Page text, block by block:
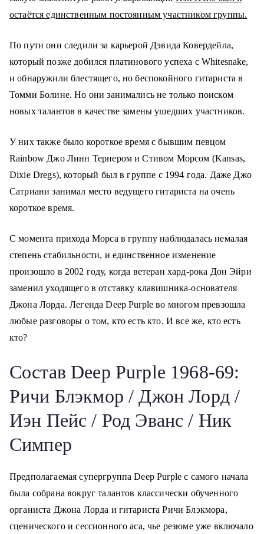
остаётся единственным постоянным участником группы.
По пути они следили за карьерой Дэвида Ковердейла,
который позже добился платинового успеха с Whitesnake,
и обнаружили блестящего, но беспокойного гитариста в
Томми Болине. Но они занимались не только поиском
новых талантов в качестве замены ушедших участников.
У них также было короткое время с бывшим певцом
Rainbow Джо Линн Тернером и Стивом Морсом (Kansas,
Dixie Dregs), который был в группе с 1994 года. Даже Джо
Сатриани занимал место ведущего гитариста на очень
короткое время.
С момента прихода Морса в группу наблюдалась немалая
степень стабильности, и единственное изменение
произошло в 2002 году, когда ветеран хард-рока Дон Эйри
заменил уходящего в отставку клавишника-основателя
Джона Лорда. Легенда Deep Purple во многом превзошла
любые разговоры о том, кто есть кто. И все же, кто есть
кто?
Состав Deep Purple 1968-69:
Ричи Блэкмор / Джон Лорд /
Иэн Пейс / Род Эванс / Ник
Симпер
Предполагаемая супергруппа Deep Purple с самого начала
была собрана вокруг талантов классически обученного
органиста Джона Лорда и гитариста Ричи Блэкмора,
сценического и сессионного аса, чье резюме уже включало